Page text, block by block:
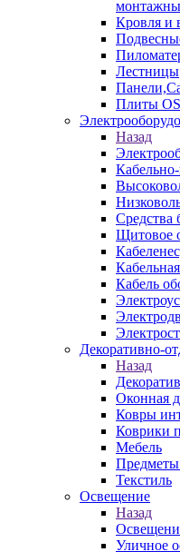
Кровля и
Лестницы
Плиты
Назад
Средства
Щитовое
Кабель
Декоративно-
Назад
Оконная
Ковры
Коврики
Мебель
Предметы
Текстиль
Освещение
Назад
Уличное